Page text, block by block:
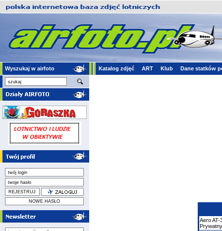
Wyszukaj w airfoto Katalog zdjęć ART Klub Dane statków
Aero AT-